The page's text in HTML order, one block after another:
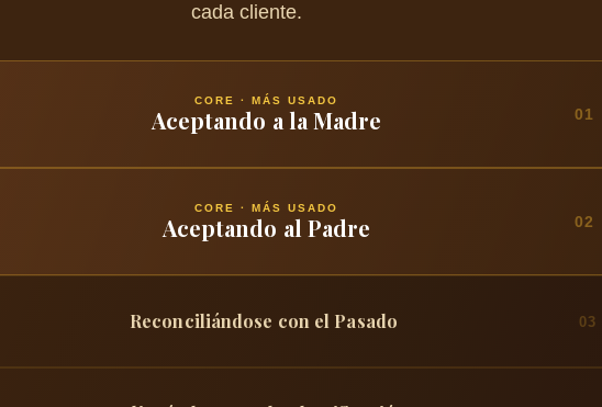
cada cliente.
CORE · MÁS USADO
Aceptando a la Madre 01
CORE · MÁS USADO
Aceptando al Padre 02
Reconciliándose con el Pasado 03